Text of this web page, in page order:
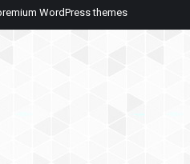
WordPress themes